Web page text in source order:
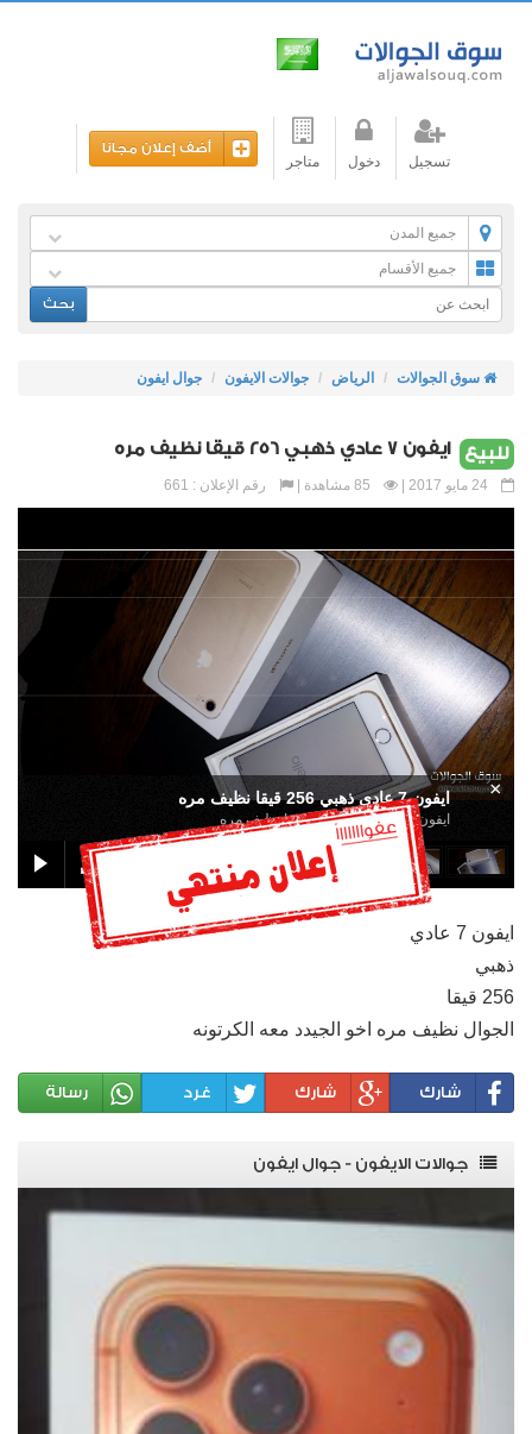
تسجيل دخول متاجر
أضف إعلان مجانا
جميع المدن
جميع الأقسام
بحث
سوق الجوالات الرياض جوالات الايفون جوال ايفون
للبيع ايفون 7 عادي ذهبي 256 قيقا نظيف مره
رقم الإعلان : 661
ايفون 7 عادي ذهبي 256 قيقا نظيف مره
ايفون 7 عادي ذهبي 256 قيقا نظيف مره
×
ايفون 7 عادي
ذهبي
256 قيقا
الجوال نظيف مره اخو الجيدد معه الكرتونه
شارك شارك غرد رسالة
جوالات الايفون - جوال ايفون